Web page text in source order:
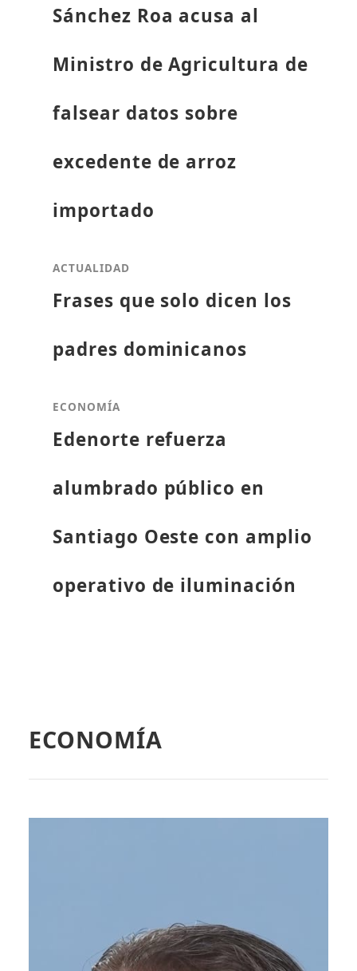
Sánchez Roa acusa al
Ministro de Agricultura de
falsear datos sobre
excedente de arroz
importado
ACTUALIDAD
Frases que solo dicen los
padres dominicanos
ECONOMÍA
Edenorte refuerza
alumbrado público en
Santiago Oeste con amplio
operativo de iluminación
ECONOMÍA